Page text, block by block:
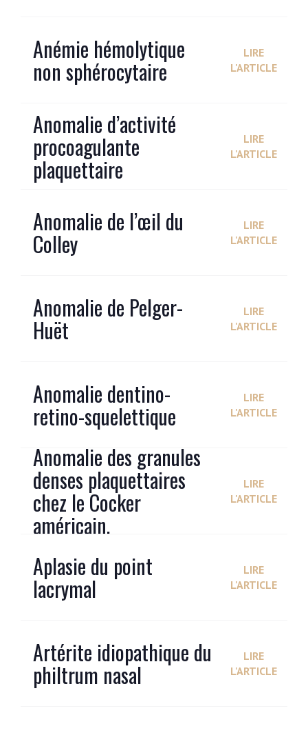
Anémie hémolytique
non sphérocytaire
LIRE
L'ARTICLE
Anomalie d’activité
procoagulante
plaquettaire
LIRE
L'ARTICLE
Anomalie de l’œil du
Colley
LIRE
L'ARTICLE
Anomalie de Pelger-
Huët
LIRE
L'ARTICLE
Anomalie dentino-
retino-squelettique
LIRE
L'ARTICLE
Anomalie des granules
denses plaquettaires
chez le Cocker
américain.
LIRE
L'ARTICLE
Aplasie du point
lacrymal
LIRE
L'ARTICLE
Artérite idiopathique du
philtrum nasal
LIRE
L'ARTICLE